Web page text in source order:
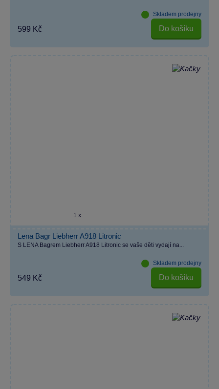
Skladem prodejny
599 Kč Do košíku
1 x
Lena Bagr Liebherr A918 Litronic
S LENA Bagrem Liebherr A918 Litronic se vaše děti vydají na...
Skladem prodejny
549 Kč Do košíku